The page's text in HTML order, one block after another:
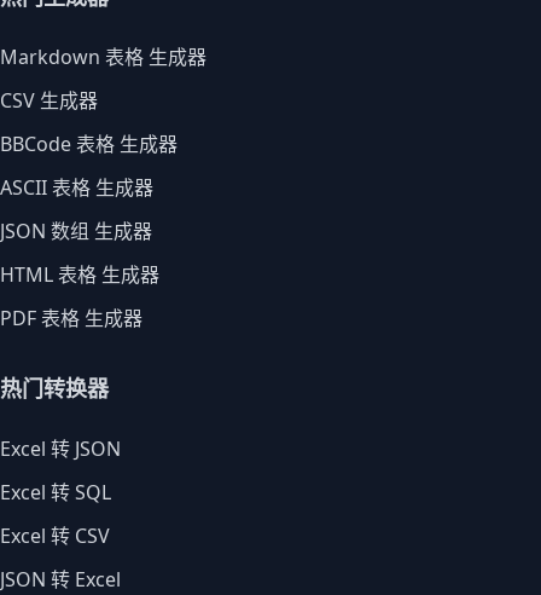
Markdown 表格 生成器
CSV 生成器
BBCode 表格 生成器
ASCII 表格 生成器
JSON 数组 生成器
HTML 表格 生成器
PDF 表格 生成器
热门转换器
Excel 转 JSON
Excel 转 SQL
Excel 转 CSV
JSON 转 Excel